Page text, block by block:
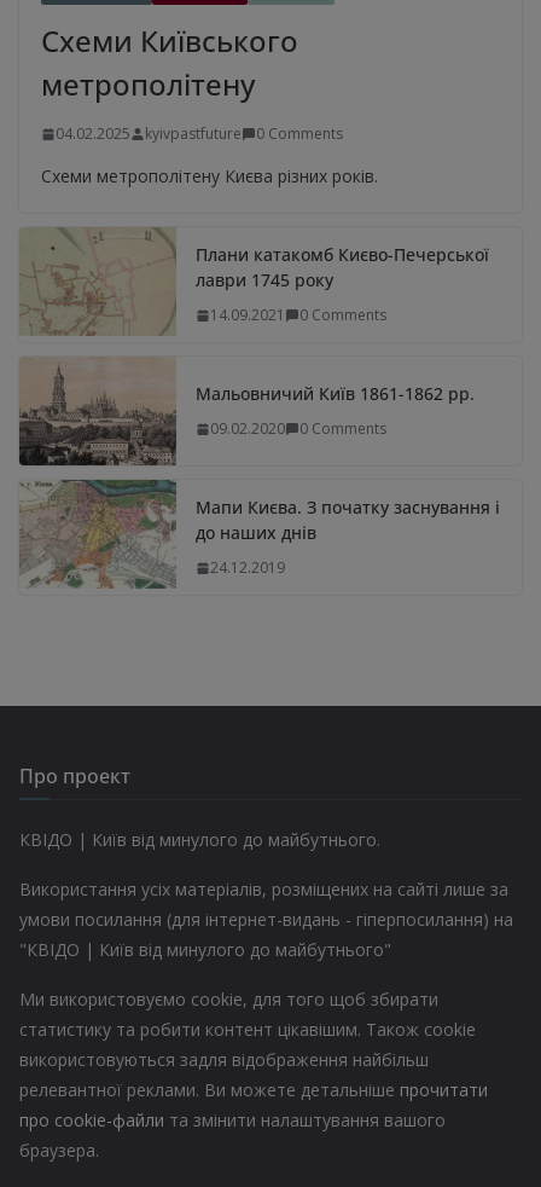
Схеми Київського
метрополітену
04.02.2025 kyivpastfuture 0 Comments
Схеми метрополітену Києва різних років.
Плани катакомб Києво-Печерської
лаври 1745 року
14.09.2021 0 Comments
Мальовничий Київ 1861-1862 рр.
09.02.2020 0 Comments
Мапи Києва. З початку заснування і
до наших днів
24.12.2019
Про проект
КВІДО | Київ від минулого до майбутнього.
Використання усіх матеріалів, розміщених на сайті лише за
умови посилання (для інтернет-видань - гіперпосилання) на
"КВІДО | Київ від минулого до майбутнього"
Ми використовуємо cookie, для того щоб збирати
статистику та робити контент цікавішим. Також cookie
використовуються задля відображення найбільш
релевантної реклами. Ви можете детальніше прочитати
про cookie-файли та змінити налаштування вашого
браузера.